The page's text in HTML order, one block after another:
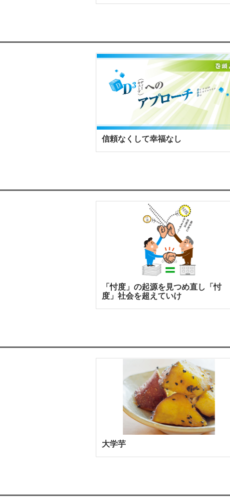
信頼なくして幸福なし
「忖度」の起源を見つめ直し「忖
度」社会を超えていけ
大学芋